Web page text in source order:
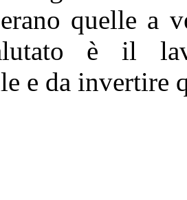
quelle a
è il
e da invertire